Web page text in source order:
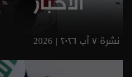
نشرة ٧ آب ٢٠٢٦ | 2026